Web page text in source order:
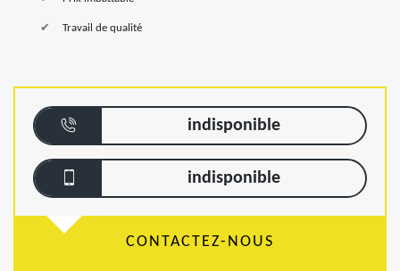
Travail de qualité
indisponible
indisponible
CONTACTEZ-NOUS